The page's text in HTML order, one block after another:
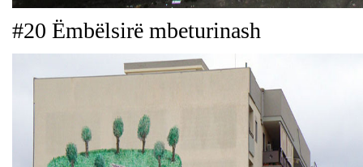
#20 Ëmbëlsirë mbeturinash